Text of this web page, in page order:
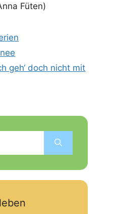
Füten)
geh‘ doch nicht mit